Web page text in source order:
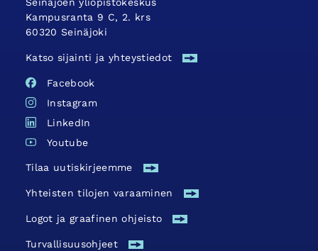
Seinäjoen yliopistokeskus
Kampusranta 9 C, 2. krs
60320 Seinäjoki
Katso sijainti ja yhteystiedot
Facebook
Instagram
LinkedIn
Youtube
Tilaa uutiskirjeemme
Yhteisten tilojen varaaminen
Logot ja graafinen ohjeisto
Turvallisuus­ohjeet